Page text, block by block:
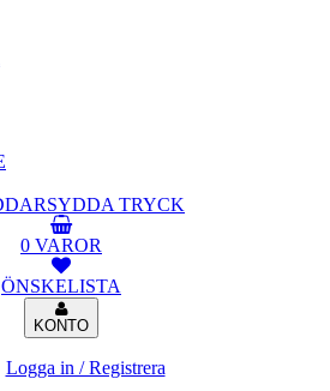
TRYCK
0 VAROR
ÖNSKELISTA
KONTO
Logga in / Registrera